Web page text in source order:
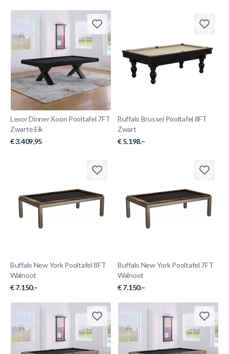
Lexor Dinner Xoon Pooltafel 7FT
Zwarte Eik
€ 3.409,95
Buffalo Brussel Pooltafel 8FT
Zwart
€ 5.198.–
Buffalo New York Pooltafel 8FT
Walnoot
€ 7.150.–
Buffalo New York Pooltafel 7FT
Walnoot
€ 7.150.–